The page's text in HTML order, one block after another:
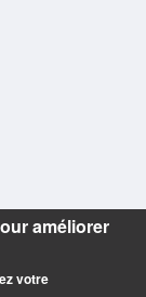
améliorer
votre